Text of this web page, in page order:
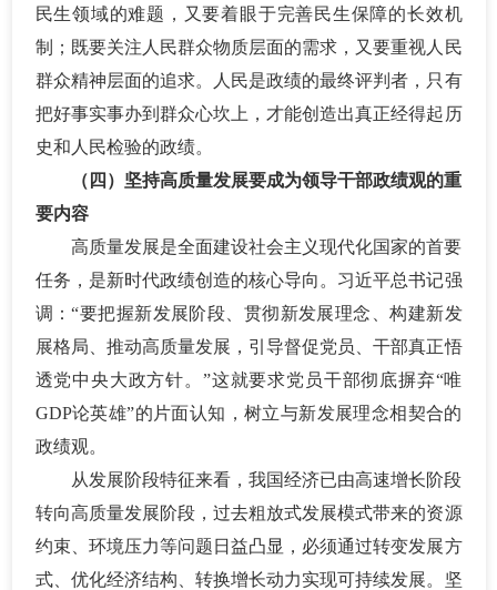
民生领域的难题，又要着眼于完善民生保障的长效机
制；既要关注人民群众物质层面的需求，又要重视人民
群众精神层面的追求。人民是政绩的最终评判者，只有
把好事实事办到群众心坎上，才能创造出真正经得起历
史和人民检验的政绩。
（四）坚持高质量发展要成为领导干部政绩观的重
要内容
高质量发展是全面建设社会主义现代化国家的首要
任务，是新时代政绩创造的核心导向。习近平总书记强
调：“要把握新发展阶段、贯彻新发展理念、构建新发
展格局、推动高质量发展，引导督促党员、干部真正悟
透党中央大政方针。”这就要求党员干部彻底摒弃“唯
GDP论英雄”的片面认知，树立与新发展理念相契合的
政绩观。
从发展阶段特征来看，我国经济已由高速增长阶段
转向高质量发展阶段，过去粗放式发展模式带来的资源
约束、环境压力等问题日益凸显，必须通过转变发展方
式、优化经济结构、转换增长动力实现可持续发展。坚